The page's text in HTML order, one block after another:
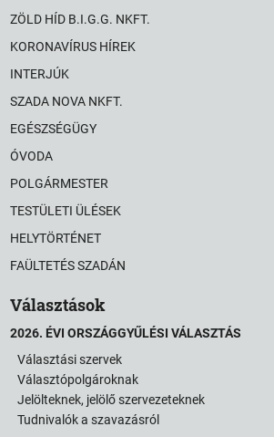
ZÖLD HÍD B.I.G.G. NKFT.
KORONAVÍRUS HÍREK
INTERJÚK
SZADA NOVA NKFT.
EGÉSZSÉGÜGY
ÓVODA
POLGÁRMESTER
TESTÜLETI ÜLÉSEK
HELYTÖRTÉNET
FAÜLTETÉS SZADÁN
Választások
2026. ÉVI ORSZÁGGYŰLÉSI VÁLASZTÁS
Választási szervek
Választópolgároknak
Jelölteknek, jelölő szervezeteknek
Tudnivalók a szavazásról